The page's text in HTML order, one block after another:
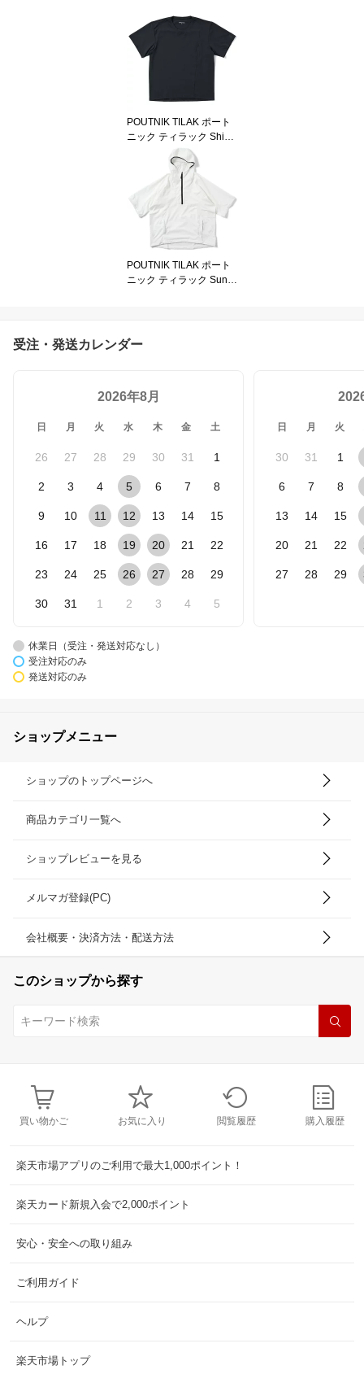
ブシャツ GR352LJ-5613
01 BROWN
POUTNIK TILAK ポート
ニック ティラック Shiva
Technical Top S/S BLAC
POUTNIK TILAK ポート
ニック ティラック Sun S
受注・発送カレンダー
2026年8月
日 月 火 水 木 金 土
26 27 28 29 30 31 1
2 3 4 5 6 7 8
9 10 11 12 13 14 15
16 17 18 19 20 21 22
23 24 25 26 27 28 29
30 31 1 2 3 4 5
日 月 火
30 31 1
6 7 8
13 14 15
20 21 22
27 28 29
休業日（受注・発送対応なし）
受注対応のみ
発送対応のみ
ショップメニュー
ショップのトップページへ
商品カテゴリ一覧へ
ショップレビューを見る
メルマガ登録(PC)
会社概要・決済方法・配送方法
このショップから探す
買い物かご お気に入り 閲覧履歴 購入履歴
楽天市場アプリのご利用で最大1,000ポイント！
楽天カード新規入会で2,000ポイント
安心・安全への取り組み
ご利用ガイド
ヘルプ
楽天市場トップ